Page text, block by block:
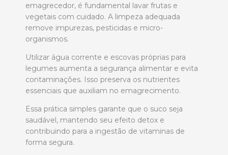
emagrecedor, é fundamental lavar frutas e
vegetais com cuidado. A limpeza adequada
remove impurezas, pesticidas e micro-
organismos.
Utilizar água corrente e escovas próprias para
legumes aumenta a segurança alimentar e evita
contaminações. Isso preserva os nutrientes
essenciais que auxiliam no emagrecimento.
Essa prática simples garante que o suco seja
saudável, mantendo seu efeito detox e
contribuindo para a ingestão de vitaminas de
forma segura.